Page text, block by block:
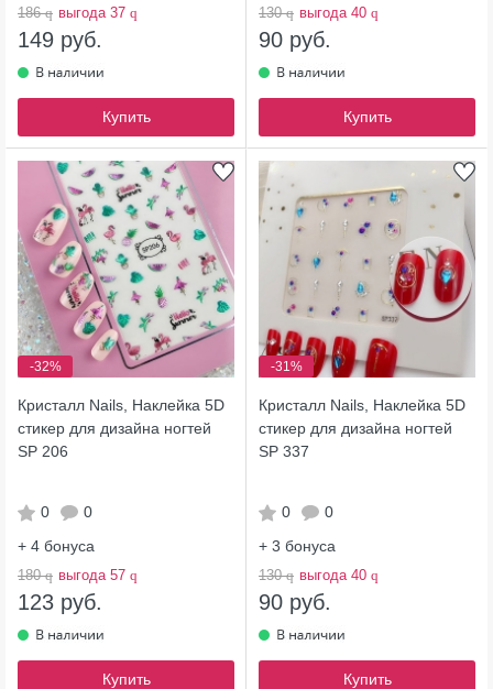
186q выгода 37 q
149 руб.
Купить
130q выгода 40 q
90 руб.
Купить
-32%
Кристалл Nails, Наклейка 5D
стикер для дизайна ногтей
SP 206
0
0
+ 4 бонуса
180q выгода 57 q
123 руб.
Купить
-31%
Кристалл Nails, Наклейка 5D
стикер для дизайна ногтей
SP 337
0
0
+ 3 бонуса
130q выгода 40 q
90 руб.
Купить